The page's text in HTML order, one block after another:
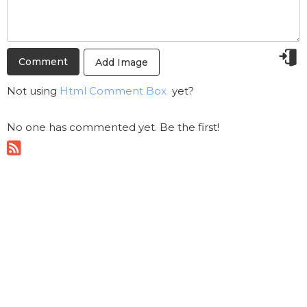
Add Image
Not using Html Comment Box yet?
No one has commented yet. Be the first!